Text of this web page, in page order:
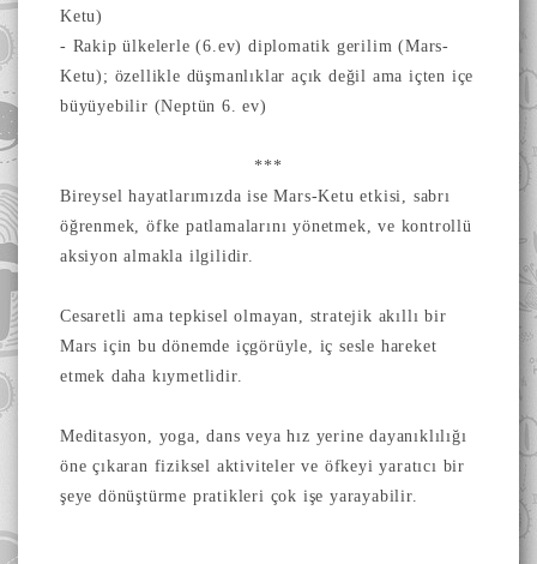
Ketu)
- Rakip ülkelerle (6.ev) diplomatik gerilim (Mars-
Ketu); özellikle düşmanlıklar açık değil ama içten içe
büyüyebilir (Neptün 6. ev)
***
Bireysel hayatlarımızda ise Mars-Ketu etkisi, sabrı
öğrenmek, öfke patlamalarını yönetmek, ve kontrollü
aksiyon almakla ilgilidir.
Cesaretli ama tepkisel olmayan, stratejik akıllı bir
Mars için bu dönemde içgörüyle, iç sesle hareket
etmek daha kıymetlidir.
Meditasyon, yoga, dans veya hız yerine dayanıklılığı
öne çıkaran fiziksel aktiviteler ve öfkeyi yaratıcı bir
şeye dönüştürme pratikleri çok işe yarayabilir.